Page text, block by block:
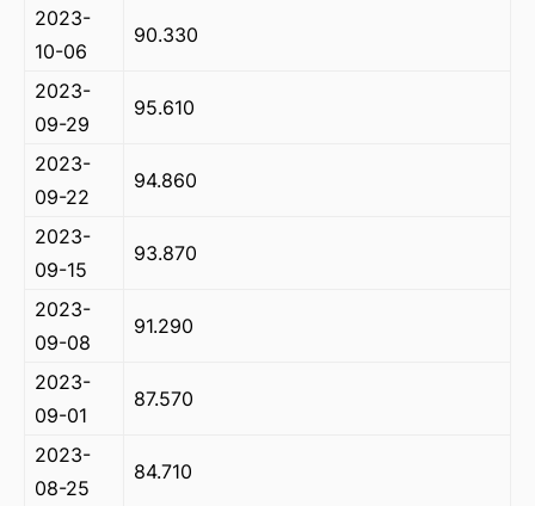
2023-
10-06
90.330
2023-
09-29
95.610
2023-
09-22
94.860
2023-
09-15
93.870
2023-
09-08
91.290
2023-
09-01
87.570
2023-
08-25
84.710